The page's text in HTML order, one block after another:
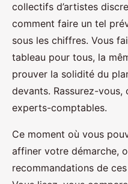
collectifs d’artistes
comment faire un tel
sous les chiffres. Vous
tableau pour tous, la
prouver la solidité du
devants. Rassurez-vous,
experts-comptables.
Ce moment où vous
affiner votre démarche,
recommandations de